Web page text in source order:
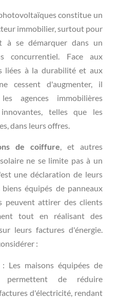
constitue un
immobilier, surtout pour
à se démarquer dans un
concurrentiel. Face aux
liées à la durabilité et aux
cessent d'augmenter, il
agences immobilières
telles que les
dans leurs offres.
de coiffure, et autres
ne se limite pas à un
une déclaration de leurs
équipés de panneaux
peuvent attirer des clients
tout en réalisant des
leurs factures d'énergie.
:
: Les maisons équipées de
permettent de réduire
d'électricité, rendant